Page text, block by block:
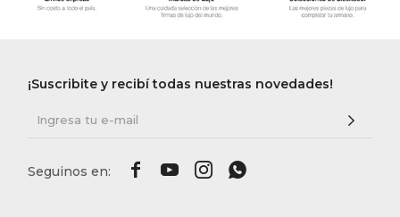
¡Suscribite y recibí todas nuestras novedades!
   